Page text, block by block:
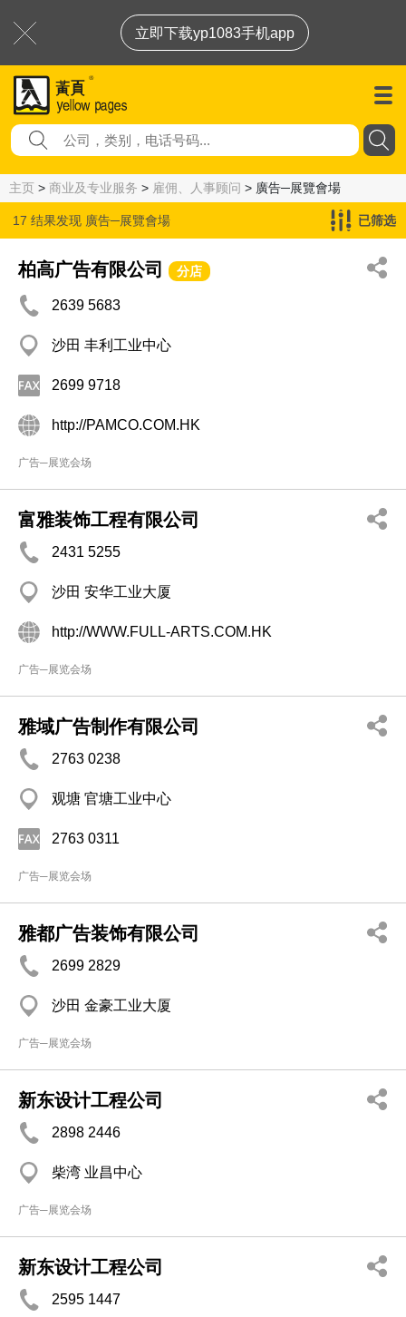
立即下载yp1083手机app
主页 > 商业及专业服务 > 雇佣、人事顾问 > 廣告─展覽會場
17 结果发现 廣告─展覽會場 已筛选
柏高广告有限公司 分店
2639 5683
沙田 丰利工业中心
2699 9718
http://PAMCO.COM.HK
广告─展览会场
富雅装饰工程有限公司
2431 5255
沙田 安华工业大厦
http://WWW.FULL-ARTS.COM.HK
广告─展览会场
雅域广告制作有限公司
2763 0238
观塘 官塘工业中心
2763 0311
广告─展览会场
雅都广告装饰有限公司
2699 2829
沙田 金豪工业大厦
广告─展览会场
新东设计工程公司
2898 2446
柴湾 业昌中心
广告─展览会场
新东设计工程公司
2595 1447